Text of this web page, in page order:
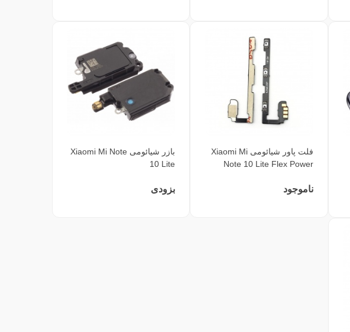
فلت پاور شیائومی Xiaomi Mi
Note 10 Lite Flex Power
ناموجود
بازر شیائومی Xiaomi Mi Note
10 Lite
بزودی